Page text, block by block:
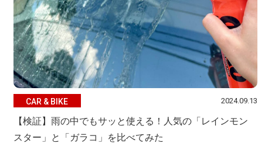
CAR & BIKE 2024.09.13
【検証】雨の中でもサッと使える！人気の「レインモン
スター」と「ガラコ」を比べてみた